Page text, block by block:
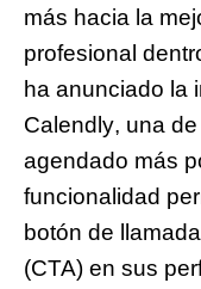
más hacia la
profesional
ha anunciado la
Calendly, una
agendado más
funcionalidad
botón de
(CTA) en sus